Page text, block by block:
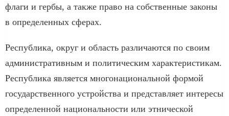
флаги и гербы, а также право на собственные законы
в определенных сферах.
Республика, округ и область различаются по своим
административным и политическим характеристикам.
Республика является многонациональной формой
государственного устройства и представляет интересы
определенной национальности или этнической